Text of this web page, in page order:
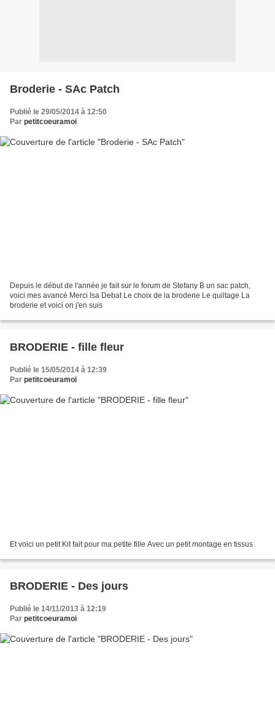
Broderie - SAc Patch
Publié le 29/05/2014 à 12:50
Par petitcoeuramoi
Depuis le début de l'année je fait sur le forum de Stefany B un sac patch,
voici mes avancé Merci Isa Debat Le choix de la broderie Le quiltage La
broderie et voici on j'en suis
BRODERIE - fille fleur
Publié le 15/05/2014 à 12:39
Par petitcoeuramoi
Et voici un petit Kit fait pour ma petite fille Avec un petit montage en tissus
BRODERIE - Des jours
Publié le 14/11/2013 à 12:19
Par petitcoeuramoi